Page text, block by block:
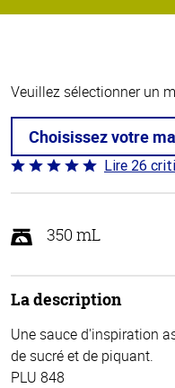
Veuillez sélectionner un
Choisissez votre
Coté
5 sur
Lire 26
350 mL
La description
Une sauce d'inspiration
de sucré et de piquant.
PLU 848